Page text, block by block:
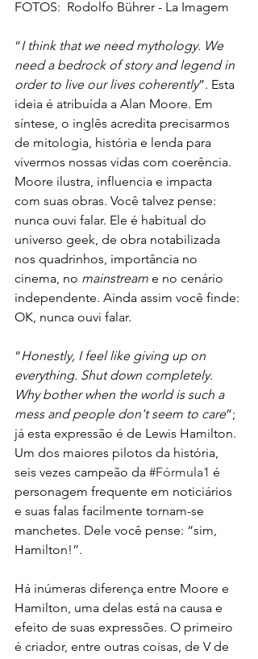
FOTOS:  Rodolfo Bührer - La Imagem
“I think that we need mythology. We
need a bedrock of story and legend in
order to live our lives coherently”. Esta
ideia é atribuída a Alan Moore. Em
síntese, o inglês acredita precisarmos
de mitologia, história e lenda para
vivermos nossas vidas com coerência.
Moore ilustra, influencia e impacta
com suas obras. Você talvez pense:
nunca ouvi falar. Ele é habitual do
universo geek, de obra notabilizada
nos quadrinhos, importância no
cinema, no mainstream e no cenário
independente. Ainda assim você finde:
OK, nunca ouvi falar.
“Honestly, I feel like giving up on
everything. Shut down completely.
Why bother when the world is such a
mess and people don't seem to care”;
já esta expressão é de Lewis Hamilton.
Um dos maiores pilotos da história,
seis vezes campeão da #Fórmula1 é
personagem frequente em noticiários
e suas falas facilmente tornam-se
manchetes. Dele você pense: “sim,
Hamilton!”.
Há inúmeras diferença entre Moore e
Hamilton, uma delas está na causa e
efeito de suas expressões. O primeiro
é criador, entre outras coisas, de V de